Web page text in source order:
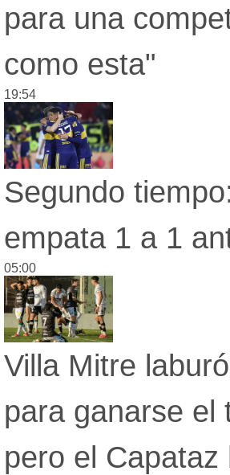
para una
como esta"
19:54
Segundo
empata 1 a 1
05:00
Villa Mitre
para ganarse el
pero el Capataz